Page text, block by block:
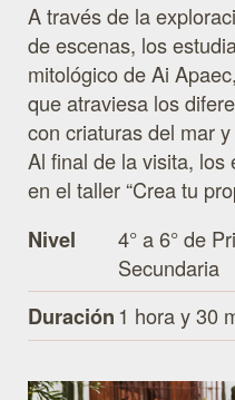
A través de la
de escenas, los
mitológico de Ai
que atraviesa los
con criaturas del mar
Al final de la visita, los
en el taller “Crea tu
Nivel
4° a 6° de
Secundaria
Duración 1 hora y 30